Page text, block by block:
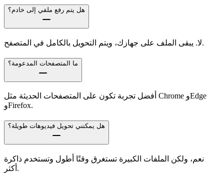
هل يتم رفع ملفي إلى خادم؟
لا. يبقى الملف على جهازك، ويتم التحويل بالكامل في المتصفح.
ما المتصفحات المدعومة؟
أفضل تجربة تكون على المتصفحات الحديثة مثل Chrome وEdge
وFirefox.
هل يمكنني تحويل فيديوهات طويلة؟
نعم، ولكن الملفات الكبيرة تستغرق وقتًا أطول وتستخدم ذاكرة
أكثر.